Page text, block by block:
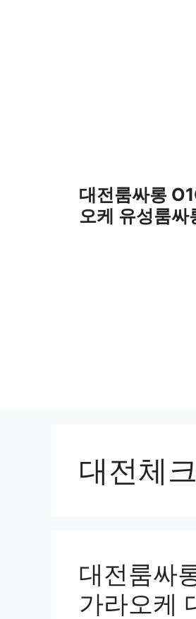
대전룸싸롱
오케 유성룸싸
대전체
대전룸싸
가라오케